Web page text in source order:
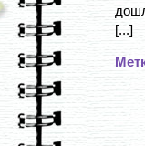
[...]